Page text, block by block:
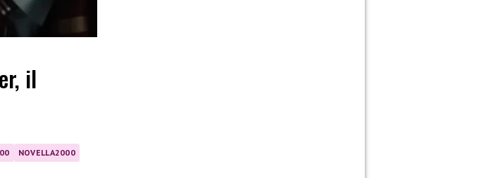
il
NOVELLA2000